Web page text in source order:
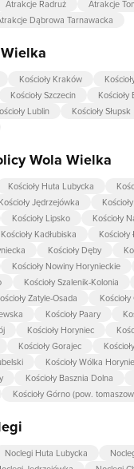
Atrakcje Radruż
Atrakcje
Dąbrowa Tarnawacka
Kościoły Kraków
Kościoły Szczecin
Kościoły
Lublin Kościoły Słupsk
Wola Wielka
Kościoły Huta Lubycka
Kościoły Jędrzejówka
Kościoły Lipsko
Kościoły
Kościoły Kadłubiska
Kościoły Dęby
Kościoły Nowiny Horynieckie
Kościoły Szalenik-Kolonia
Zatyle-Osada
Kościoły Paary
Kościoły Horyniec
Kościoły Gorajec
Kościoły Wólka
Kościoły Basznia Dolna
Kościoły Górno (pow.
Noclegi Huta Lubycka